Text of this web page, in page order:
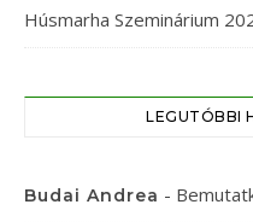
Húsmarha Szeminárium
LEGUTÓBBI
Budai Andrea -